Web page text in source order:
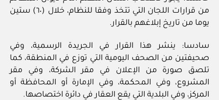
من قرارات اللجان التي تتخذ وفقا للنظام، خلال (٦٠) ستين
يوما من تاريخ إبلاغهم بالقرار.
سادسا: ينشر هذا القرار في الجريدة الرسمية، وفي
صحيفتين من الصحف اليومية التي توزع في المنطقة، كما
تلصق صورة من الإعلان في مقر الشركة، وفي مقر
المشروع، وفي المحكمة، وفي الإمارة أو المحافظة أو
المركز، وفي البلدية التي يقع العقار في دائرة اختصاصها.